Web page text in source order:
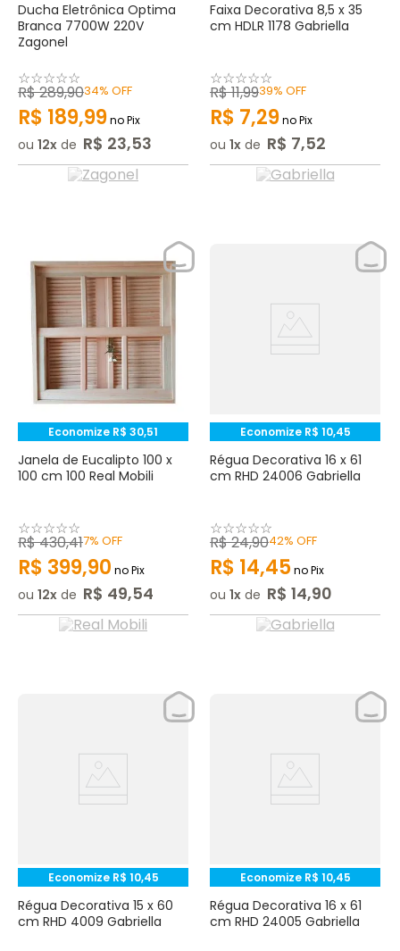
Ducha Eletrônica Optima
Branca 7700W 220V
Zagonel
☆☆☆☆☆
R$289,9034% OFF
R$ 189,99no Pix
ou 12 de R$ 23,53
Faixa Decorativa 8,5 x 35
cm HDLR 1178 Gabriella
☆☆☆☆☆
R$11,9939% OFF
R$ 7,29no Pix
ou 1 de R$ 7,52
Economize R$ 30,51
Janela de Eucalipto 100 x
100 cm 100 Real Mobili
☆☆☆☆☆
R$430,417% OFF
R$ 399,90 no Pix
ou 12 de R$ 49,54
Economize R$ 10,45
Régua Decorativa 16 x 61
cm RHD 24006 Gabriella
☆☆☆☆☆
R$24,9042% OFF
R$ 14,45no Pix
ou 1 de R$ 14,90
Economize R$ 10,45
Régua Decorativa 15 x 60
cm RHD 4009 Gabriella
Economize R$ 10,45
Régua Decorativa 16 x 61
cm RHD 24005 Gabriella